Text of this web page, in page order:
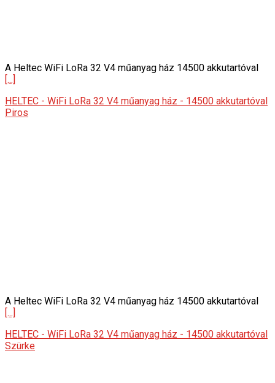
A Heltec WiFi LoRa 32 V4 műanyag ház 14500 akkutartóval
[...]
HELTEC - WiFi LoRa 32 V4 műanyag ház - 14500 akkutartóval
Piros
A Heltec WiFi LoRa 32 V4 műanyag ház 14500 akkutartóval
[...]
HELTEC - WiFi LoRa 32 V4 műanyag ház - 14500 akkutartóval
Szürke